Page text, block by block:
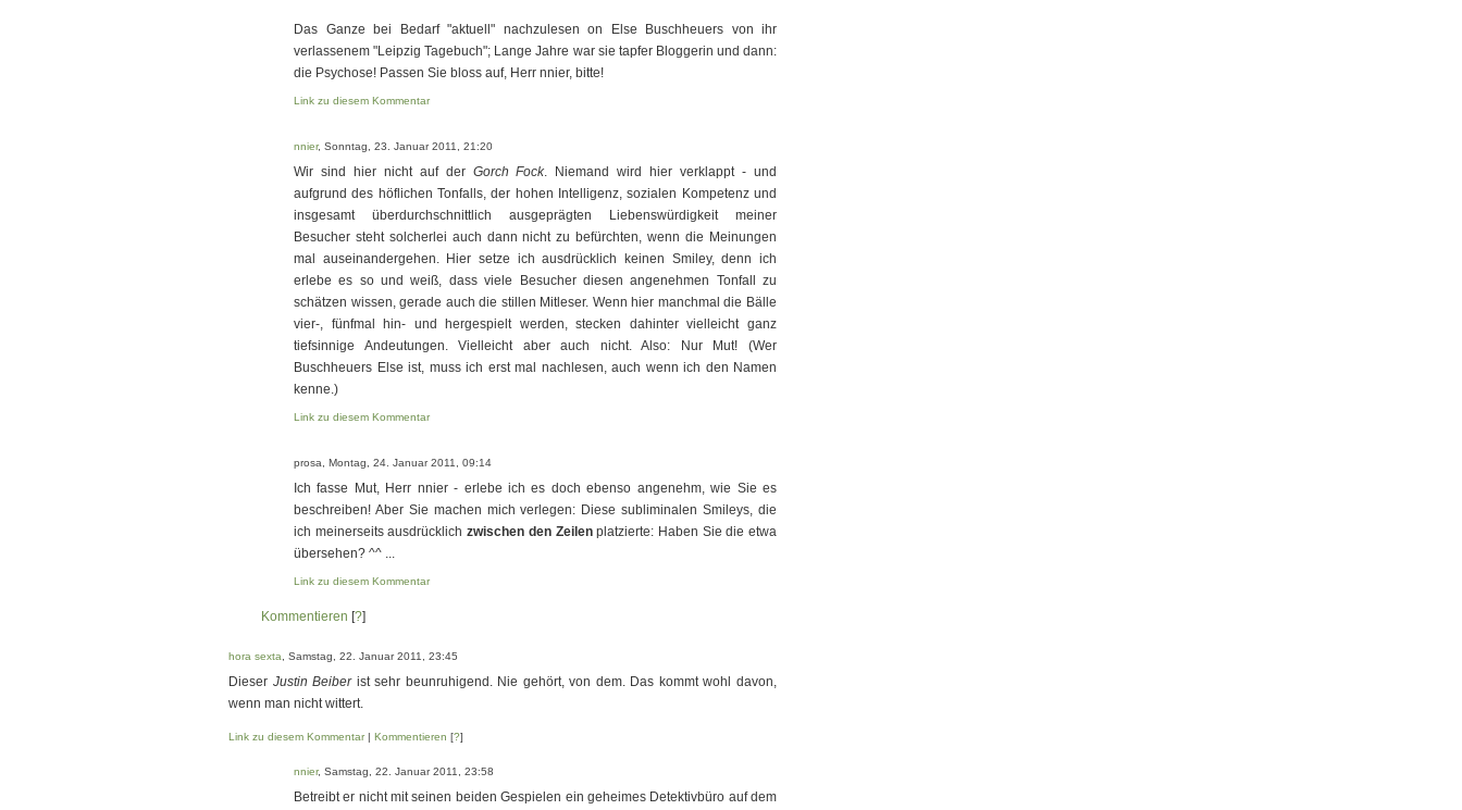
Das Ganze bei Bedarf "aktuell" nachzulesen on Else Buschheuers von ihr
verlassenem "Leipzig Tagebuch"; Lange Jahre war sie tapfer Bloggerin und dann:
die Psychose! Passen Sie bloss auf, Herr nnier, bitte!
Link zu diesem Kommentar
nnier, Sonntag, 23. Januar 2011, 21:20
Wir sind hier nicht auf der Gorch Fock. Niemand wird hier verklappt - und
aufgrund des höflichen Tonfalls, der hohen Intelligenz, sozialen Kompetenz und
insgesamt überdurchschnittlich ausgeprägten Liebenswürdigkeit meiner
Besucher steht solcherlei auch dann nicht zu befürchten, wenn die Meinungen
mal auseinandergehen. Hier setze ich ausdrücklich keinen Smiley, denn ich
erlebe es so und weiß, dass viele Besucher diesen angenehmen Tonfall zu
schätzen wissen, gerade auch die stillen Mitleser. Wenn hier manchmal die Bälle
vier-, fünfmal hin- und hergespielt werden, stecken dahinter vielleicht ganz
tiefsinnige Andeutungen. Vielleicht aber auch nicht. Also: Nur Mut! (Wer
Buschheuers Else ist, muss ich erst mal nachlesen, auch wenn ich den Namen
kenne.)
Link zu diesem Kommentar
prosa, Montag, 24. Januar 2011, 09:14
Ich fasse Mut, Herr nnier - erlebe ich es doch ebenso angenehm, wie Sie es
beschreiben! Aber Sie machen mich verlegen: Diese subliminalen Smileys, die
ich meinerseits ausdrücklichzwischen den Zeilenplatzierte: Haben Sie die etwa
übersehen? ^^ ...
Link zu diesem Kommentar
Kommentieren [?]
hora sexta , Samstag, 22. Januar 2011, 23:45
Dieser Justin Beiberist sehr beunruhigend. Nie gehört, von dem. Das kommt wohl davon,
wenn man nicht wittert.
Link zu diesem Kommentar| Kommentieren [?]
nnier, Samstag, 22. Januar 2011, 23:58
Betreibt er nicht mit seinen beiden Gespielen ein geheimes Detektivbüro auf dem